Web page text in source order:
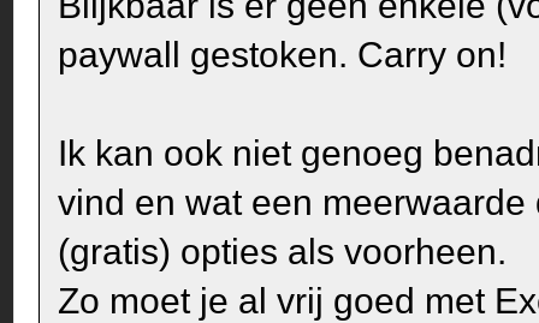
paywall gestoken. Carry on!
Ik kan ook niet genoeg
vind en wat een
(gratis) opties als voorheen.
Zo moet je al vrij goed met